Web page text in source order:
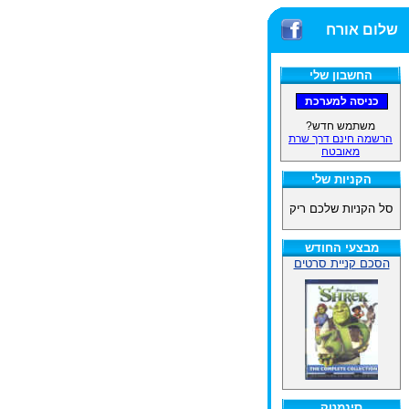
שלום אורח
החשבון שלי
משתמש חדש?
הרשמה חינם דרך שרת
מאובטח
הקניות שלי
סל הקניות שלכם ריק
מבצעי החודש
הסכם קניית סרטים